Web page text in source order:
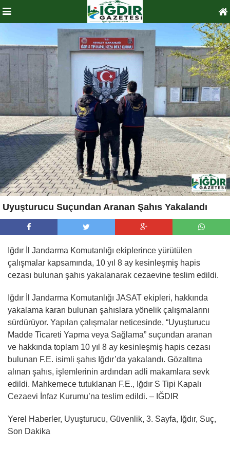
Uyuşturucu Suçundan Aranan Şahıs Yakalandı
Iğdır İl Jandarma Komutanlığı ekiplerince yürütülen
çalışmalar kapsamında, 10 yıl 8 ay kesinleşmiş hapis
cezası bulunan şahıs yakalanarak cezaevine teslim edildi.
Iğdır İl Jandarma Komutanlığı JASAT ekipleri, hakkında
yakalama kararı bulunan şahıslara yönelik çalışmalarını
sürdürüyor. Yapılan çalışmalar neticesinde, “Uyuşturucu
Madde Ticareti Yapma veya Sağlama” suçundan aranan
ve hakkında toplam 10 yıl 8 ay kesinleşmiş hapis cezası
bulunan F.E. isimli şahıs Iğdır’da yakalandı. Gözaltına
alınan şahıs, işlemlerinin ardından adli makamlara sevk
edildi. Mahkemece tutuklanan F.E., Iğdır S Tipi Kapalı
Cezaevi İnfaz Kurumu’na teslim edildi. – IĞDIR
Yerel Haberler, Uyuşturucu, Güvenlik, 3. Sayfa, Iğdır, Suç,
Son Dakika